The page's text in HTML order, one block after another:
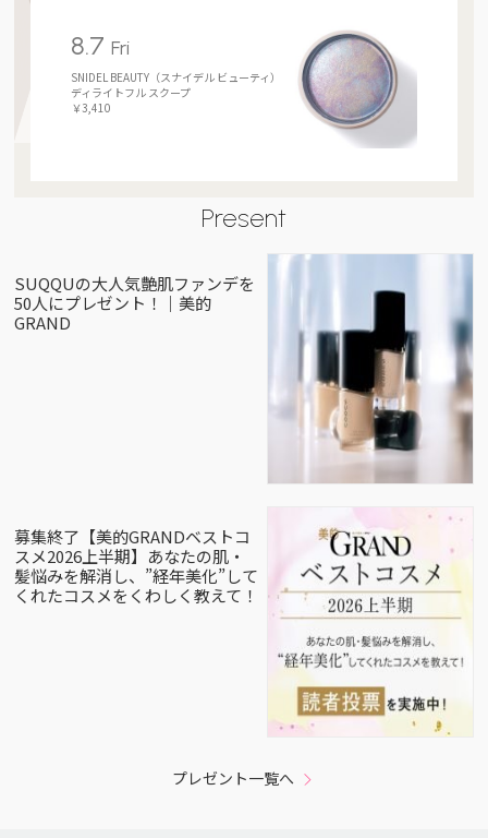
8.7 Fri
SNIDEL BEAUTY（スナイデル ビューティ）
ディライトフル スクープ
￥3,410
Present
SUQQUの大人気艶肌ファンデを
50人にプレゼント！｜美的
GRAND
募集終了【美的GRANDベストコ
スメ2026上半期】あなたの肌・
髪悩みを解消し、”経年美化”して
くれたコスメをくわしく教えて！
プレゼント一覧へ